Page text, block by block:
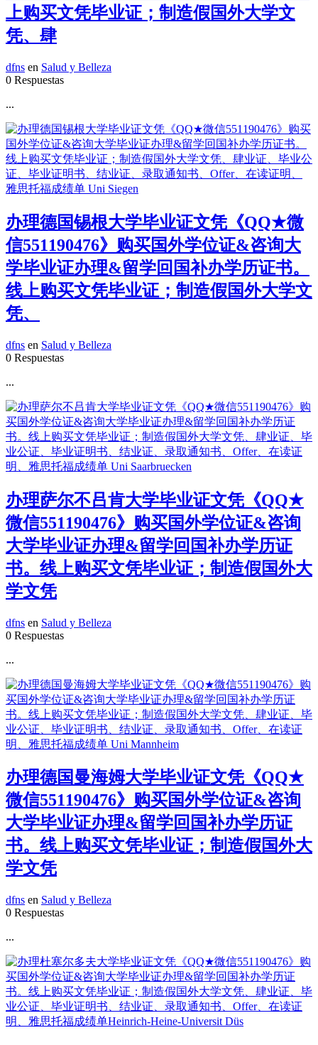
上购买文凭毕业证；制造假国外大学文
凭、肆
dfns en Salud y Belleza
0 Respuestas
...
办理德国锡根大学毕业证文凭《QQ★微
信551190476》购买国外学位证&咨询大
学毕业证办理&留学回国补办学历证书。
线上购买文凭毕业证；制造假国外大学文
凭、
dfns en Salud y Belleza
0 Respuestas
...
办理萨尔不吕肯大学毕业证文凭《QQ★
微信551190476》购买国外学位证&咨询
大学毕业证办理&留学回国补办学历证
书。线上购买文凭毕业证；制造假国外大
学文凭
dfns en Salud y Belleza
0 Respuestas
...
办理德国曼海姆大学毕业证文凭《QQ★
微信551190476》购买国外学位证&咨询
大学毕业证办理&留学回国补办学历证
书。线上购买文凭毕业证；制造假国外大
学文凭
dfns en Salud y Belleza
0 Respuestas
...